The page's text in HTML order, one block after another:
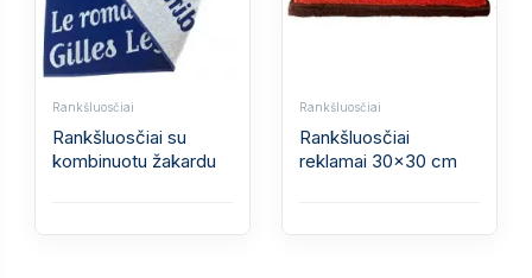
Rankšluosčiai
Rankšluosčiai su
kombinuotu žakardu
Rankšluosčiai
Rankšluosčiai
reklamai 30x30 cm